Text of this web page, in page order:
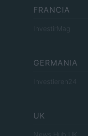
FRANCIA
InvestirMag
GERMANIA
Investieren24
UK